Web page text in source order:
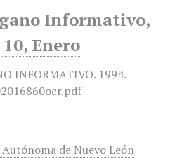
Informativo,
Enero
de Nuevo León